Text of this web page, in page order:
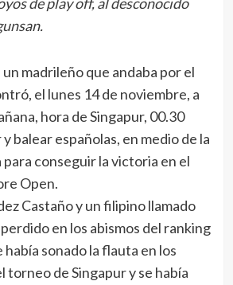
un madrileño que andaba por el
el lunes 14 de noviembre, a
hora de Singapur, 00.30
balear españolas, en medio de la
conseguir la victoria en el
Open.
Castaño y un filipino llamado
en los abismos del ranking
había sonado la flauta en los
torneo de Singapur y se había